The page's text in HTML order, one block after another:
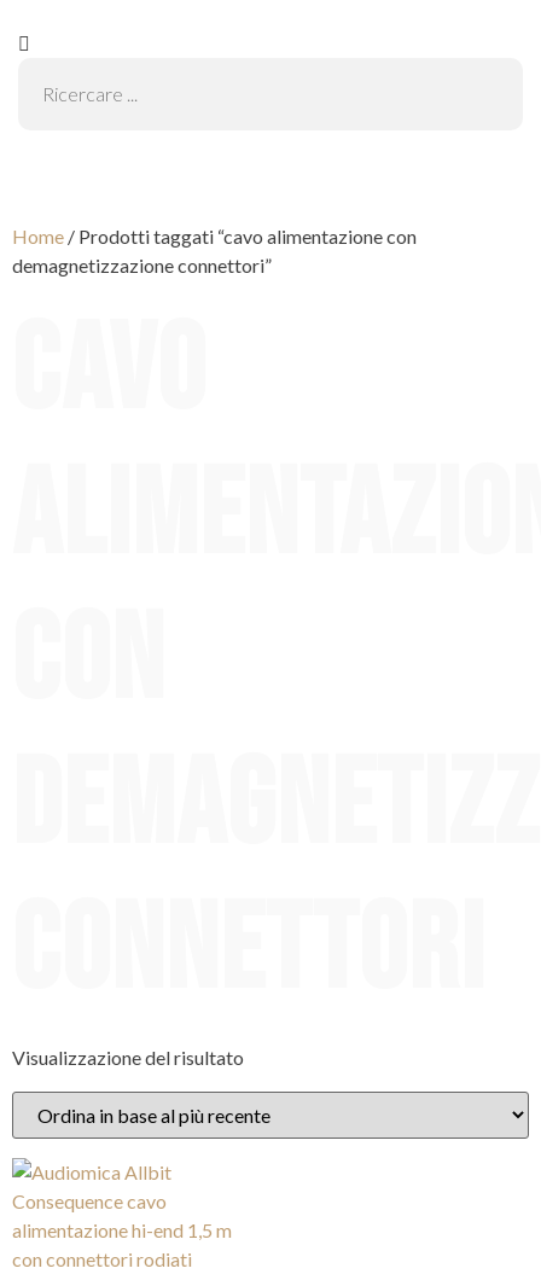
Home / Prodotti taggati “cavo alimentazione con
demagnetizzazione connettori”
Visualizzazione del risultato